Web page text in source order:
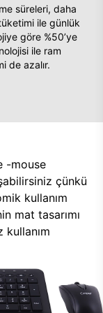
süreleri, daha
ile günlük
göre %50’ye
ile ram
de azalır.
-mouse
çünkü
kullanım
mat tasarımı